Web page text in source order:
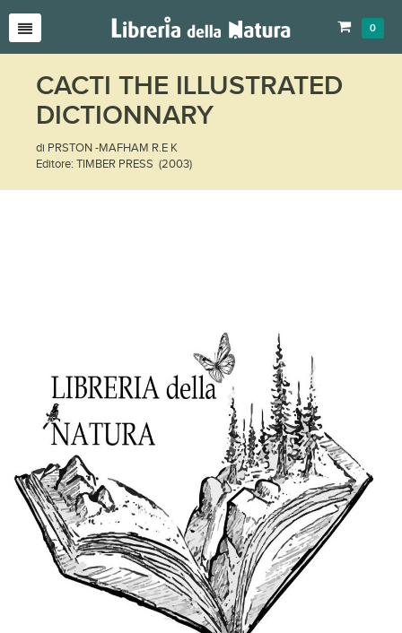
0
CACTI THE ILLUSTRATED
DICTIONNARY
di PRSTON -MAFHAM R.E K
Editore: TIMBER PRESS (2003)